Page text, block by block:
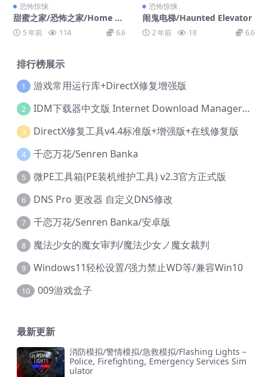
恐怖惊悚
甜蜜之家/恐怖之家/Home S
weet Home
5 年前 114 6.6
恐怖惊悚
闹鬼电梯/Haunted Elevator
2 年前 18 6.6
排行榜展示
1 游戏常用运行库+DirectX修复增强版
2 IDM下载器中文版 Internet Download Manager v6.42.36 IDM
3 DirectX修复工具v4.4标准版+增强版+在线修复版
4 千恋万花/Senren Banka
5 微PE工具箱(PE装机维护工具) v2.3官方正式版
6 DNS Pro 更改器 自定义DNS修改
7 千恋万花/Senren Banka/安卓版
8 魔法少女的魔女审判/魔法少女ノ魔女裁判
9 Windows11轻松设置/强力禁止WD等/兼容Win10
10 009游戏盒子
最新更新
消防模拟/警情模拟/急救模拟/Flashing Lights –
Police, Firefighting, Emergency Services Sim
ulator